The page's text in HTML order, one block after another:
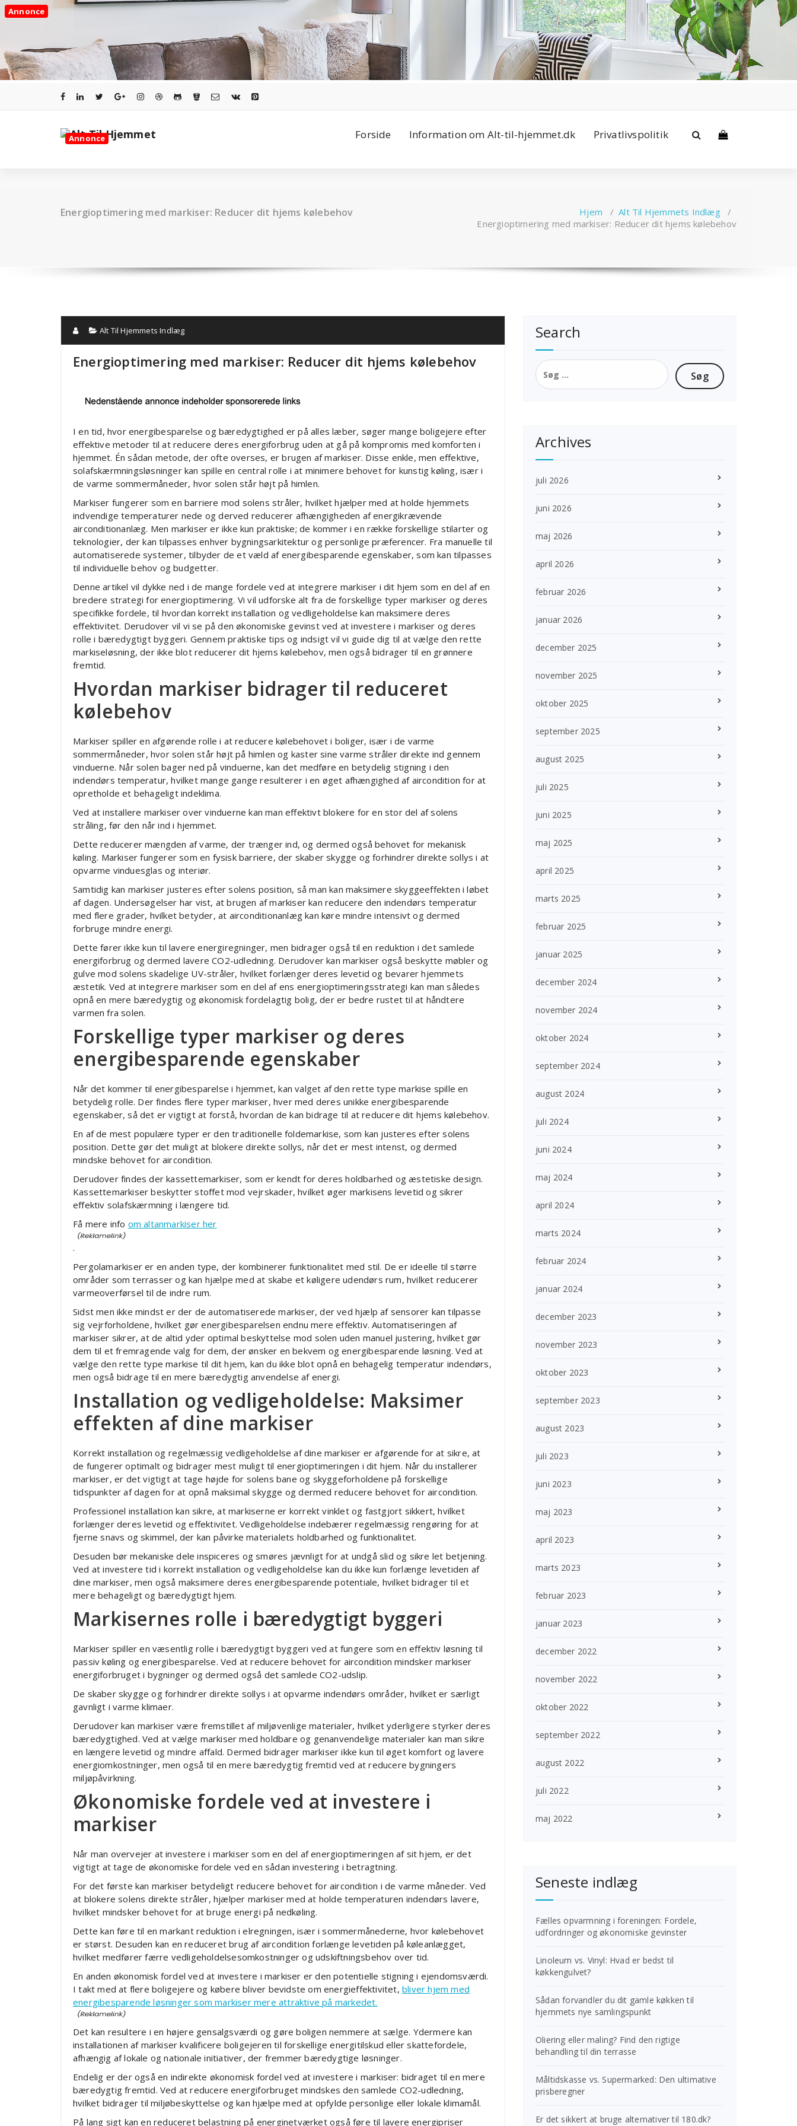
Videre
tilAnnonce
Annonce Forside Information om Alt-til-hjemmet.dk Privatlivspolitik
Energioptimering med markiser: Reducer dit hjems kølebehov Hjem /Alt Til Hjemmets Indlæg/
Energioptimering med markiser: Reducer dit hjems kølebehov
Alt Til Hjemmets Indlæg
Energioptimering med markiser: Reducer dit hjems kølebehov
I en tid, hvor energibesparelse og bæredygtighed er på alles læber, søger mange boligejere efter
effektive metoder til at reducere deres energiforbrug uden at gå på kompromis med komforten i
hjemmet. Én sådan metode, der ofte overses, er brugen af markiser. Disse enkle, men effektive,
solafskærmningsløsninger kan spille en central rolle i at minimere behovet for kunstig køling, især i
de varme sommermåneder, hvor solen står højt på himlen.
Markiser fungerer som en barriere mod solens stråler, hvilket hjælper med at holde hjemmets
indvendige temperaturer nede og derved reducerer afhængigheden af energikrævende
airconditionanlæg. Men markiser er ikke kun praktiske; de kommer i en række forskellige stilarter og
teknologier, der kan tilpasses enhver bygningsarkitektur og personlige præferencer. Fra manuelle til
automatiserede systemer, tilbyder de et væld af energibesparende egenskaber, som kan tilpasses
til individuelle behov og budgetter.
Denne artikel vil dykke ned i de mange fordele ved at integrere markiser i dit hjem som en del af en
bredere strategi for energioptimering. Vi vil udforske alt fra de forskellige typer markiser og deres
specifikke fordele, til hvordan korrekt installation og vedligeholdelse kan maksimere deres
effektivitet. Derudover vil vi se på den økonomiske gevinst ved at investere i markiser og deres
rolle i bæredygtigt byggeri. Gennem praktiske tips og indsigt vil vi guide dig til at vælge den rette
markiseløsning, der ikke blot reducerer dit hjems kølebehov, men også bidrager til en grønnere
fremtid.
Hvordan markiser bidrager til reduceret
kølebehov
Markiser spiller en afgørende rolle i at reducere kølebehovet i boliger, især i de varme
sommermåneder, hvor solen står højt på himlen og kaster sine varme stråler direkte ind gennem
vinduerne. Når solen bager ned på vinduerne, kan det medføre en betydelig stigning i den
indendørs temperatur, hvilket mange gange resulterer i en øget afhængighed af aircondition for at
opretholde et behageligt indeklima.
Ved at installere markiser over vinduerne kan man effektivt blokere for en stor del af solens
stråling, før den når ind i hjemmet.
Dette reducerer mængden af varme, der trænger ind, og dermed også behovet for mekanisk
køling. Markiser fungerer som en fysisk barriere, der skaber skygge og forhindrer direkte sollys i at
opvarme vinduesglas og interiør.
Samtidig kan markiser justeres efter solens position, så man kan maksimere skyggeeffekten i løbet
af dagen. Undersøgelser har vist, at brugen af markiser kan reducere den indendørs temperatur
med flere grader, hvilket betyder, at airconditionanlæg kan køre mindre intensivt og dermed
forbruge mindre energi.
Dette fører ikke kun til lavere energiregninger, men bidrager også til en reduktion i det samlede
energiforbrug og dermed lavere CO2-udledning. Derudover kan markiser også beskytte møbler og
gulve mod solens skadelige UV-stråler, hvilket forlænger deres levetid og bevarer hjemmets
æstetik. Ved at integrere markiser som en del af ens energioptimeringsstrategi kan man således
opnå en mere bæredygtig og økonomisk fordelagtig bolig, der er bedre rustet til at håndtere
varmen fra solen.
Forskellige typer markiser og deres
energibesparende egenskaber
Når det kommer til energibesparelse i hjemmet, kan valget af den rette type markise spille en
betydelig rolle. Der findes flere typer markiser, hver med deres unikke energibesparende
egenskaber, så det er vigtigt at forstå, hvordan de kan bidrage til at reducere dit hjems kølebehov.
En af de mest populære typer er den traditionelle foldemarkise, som kan justeres efter solens
position. Dette gør det muligt at blokere direkte sollys, når det er mest intenst, og dermed
mindske behovet for aircondition.
Derudover findes der kassettemarkiser, som er kendt for deres holdbarhed og æstetiske design.
Kassettemarkiser beskytter stoffet mod vejrskader, hvilket øger markisens levetid og sikrer
effektiv solafskærmning i længere tid.
Få mere info om altanmarkiser her
.
Pergolamarkiser er en anden type, der kombinerer funktionalitet med stil. De er ideelle til større
områder som terrasser og kan hjælpe med at skabe et køligere udendørs rum, hvilket reducerer
varmeoverførsel til de indre rum.
Sidst men ikke mindst er der de automatiserede markiser, der ved hjælp af sensorer kan tilpasse
sig vejrforholdene, hvilket gør energibesparelsen endnu mere effektiv. Automatiseringen af
markiser sikrer, at de altid yder optimal beskyttelse mod solen uden manuel justering, hvilket gør
dem til et fremragende valg for dem, der ønsker en bekvem og energibesparende løsning. Ved at
vælge den rette type markise til dit hjem, kan du ikke blot opnå en behagelig temperatur indendørs,
men også bidrage til en mere bæredygtig anvendelse af energi.
Installation og vedligeholdelse: Maksimer
effekten af dine markiser
Korrekt installation og regelmæssig vedligeholdelse af dine markiser er afgørende for at sikre, at
de fungerer optimalt og bidrager mest muligt til energioptimeringen i dit hjem. Når du installerer
markiser, er det vigtigt at tage højde for solens bane og skyggeforholdene på forskellige
tidspunkter af dagen for at opnå maksimal skygge og dermed reducere behovet for aircondition.
Professionel installation kan sikre, at markiserne er korrekt vinklet og fastgjort sikkert, hvilket
forlænger deres levetid og effektivitet. Vedligeholdelse indebærer regelmæssig rengøring for at
fjerne snavs og skimmel, der kan påvirke materialets holdbarhed og funktionalitet.
Desuden bør mekaniske dele inspiceres og smøres jævnligt for at undgå slid og sikre let betjening.
Ved at investere tid i korrekt installation og vedligeholdelse kan du ikke kun forlænge levetiden af
dine markiser, men også maksimere deres energibesparende potentiale, hvilket bidrager til et
mere behageligt og bæredygtigt hjem.
Markisernes rolle i bæredygtigt byggeri
Markiser spiller en væsentlig rolle i bæredygtigt byggeri ved at fungere som en effektiv løsning til
passiv køling og energibesparelse. Ved at reducere behovet for aircondition mindsker markiser
energiforbruget i bygninger og dermed også det samlede CO2-udslip.
De skaber skygge og forhindrer direkte sollys i at opvarme indendørs områder, hvilket er særligt
gavnligt i varme klimaer.
Derudover kan markiser være fremstillet af miljøvenlige materialer, hvilket yderligere styrker deres
bæredygtighed. Ved at vælge markiser med holdbare og genanvendelige materialer kan man sikre
en længere levetid og mindre affald. Dermed bidrager markiser ikke kun til øget komfort og lavere
energiomkostninger, men også til en mere bæredygtig fremtid ved at reducere bygningers
miljøpåvirkning.
Økonomiske fordele ved at investere i
markiser
Når man overvejer at investere i markiser som en del af energioptimeringen af sit hjem, er det
vigtigt at tage de økonomiske fordele ved en sådan investering i betragtning.
For det første kan markiser betydeligt reducere behovet for aircondition i de varme måneder. Ved
at blokere solens direkte stråler, hjælper markiser med at holde temperaturen indendørs lavere,
hvilket mindsker behovet for at bruge energi på nedkøling.
Dette kan føre til en markant reduktion i elregningen, især i sommermånederne, hvor kølebehovet
er størst. Desuden kan en reduceret brug af aircondition forlænge levetiden på køleanlægget,
hvilket medfører færre vedligeholdelsesomkostninger og udskiftningsbehov over tid.
En anden økonomisk fordel ved at investere i markiser er den potentielle stigning i ejendomsværdi.
I takt med at flere boligejere og købere bliver bevidste om energieffektivitet,bliver hjem med
energibesparende løsninger som markiser mere attraktive på markedet.
Det kan resultere i en højere gensalgsværdi og gøre boligen nemmere at sælge. Ydermere kan
installationen af markiser kvalificere boligejeren til forskellige energitilskud eller skattefordele,
afhængig af lokale og nationale initiativer, der fremmer bæredygtige løsninger.
Endelig er der også en indirekte økonomisk fordel ved at investere i markiser: bidraget til en mere
bæredygtig fremtid. Ved at reducere energiforbruget mindskes den samlede CO2-udledning,
hvilket bidrager til miljøbeskyttelse og kan hjælpe med at opfylde personlige eller lokale klimamål.
På lang sigt kan en reduceret belastning på energinetværket også føre til lavere energipriser
Search
Søg
efter:
Archives
juli 2026
juni 2026
maj 2026
april 2026
februar 2026
januar 2026
december 2025
november 2025
oktober 2025
september 2025
august 2025
juli 2025
juni 2025
maj 2025
april 2025
marts 2025
februar 2025
januar 2025
december 2024
november 2024
oktober 2024
september 2024
august 2024
juli 2024
juni 2024
maj 2024
april 2024
marts 2024
februar 2024
januar 2024
december 2023
november 2023
oktober 2023
september 2023
august 2023
juli 2023
juni 2023
maj 2023
april 2023
marts 2023
februar 2023
januar 2023
december 2022
november 2022
oktober 2022
september 2022
august 2022
juli 2022
maj 2022
Seneste indlæg
Fælles opvarmning i foreningen: Fordele,
udfordringer og økonomiske gevinster
Linoleum vs. Vinyl: Hvad er bedst til
køkkengulvet?
Sådan forvandler du dit gamle køkken til
hjemmets nye samlingspunkt
Oliering eller maling? Find den rigtige
behandling til din terrasse
Måltidskasse vs. Supermarked: Den ultimative
prisberegner
Er det sikkert at bruge alternativer til 180.dk?